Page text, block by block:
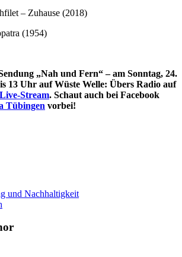
– Zuhause (2018)
(1954)
„Nah und Fern“ – am Sonntag, 24.
13 Uhr auf Wüste Welle: Übers Radio auf
Live-Stream. Schaut auch bei Facebook
Tübingen vorbei!
und Nachhaltigkeit